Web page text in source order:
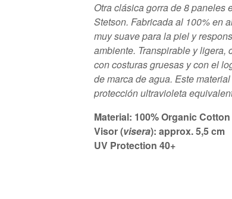
Otra clásica gorra de 8 paneles
Stetson. Fabricada al 100% en
muy suave para la piel y
ambiente. Transpirable y ligera,
con costuras gruesas y con el
de marca de agua. Este
protección ultravioleta
Material: 100% Organic Cotton
Visor (visera): approx. 5,5 cm
UV Protection 40+